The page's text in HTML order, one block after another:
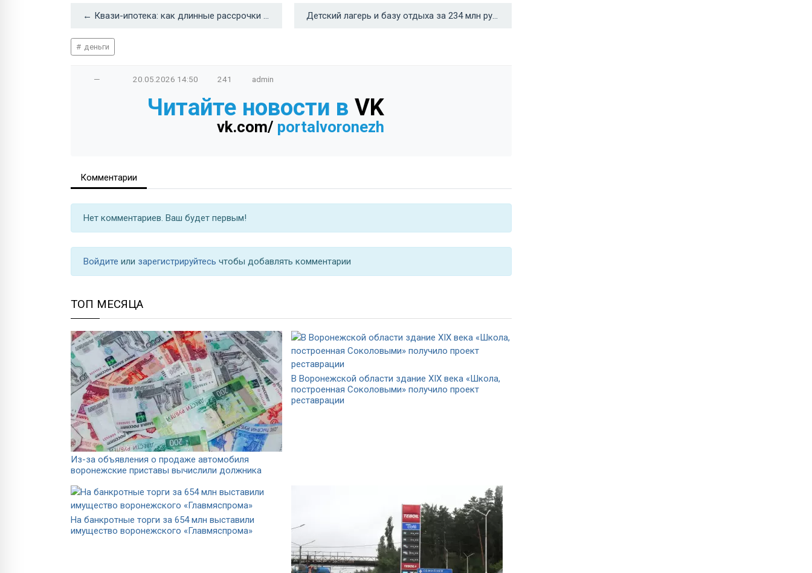
← Квази-ипотека: как длинные рассрочки от девелоперов стали основным драйвером спроса в 2026 году Детский лагерь и базу отдыха за 234 млн рублей продает Воронежский авиазавод →
деньги
— 20.05.2026 14:50 241 admin
Читайте новости в VK
vk.com/ portalvoronezh
Комментарии
Нет комментариев. Ваш будет первым!
Войдите или зарегистрируйтесь чтобы добавлять комментарии
ТОП МЕСЯЦА
Из-за объявления о продаже автомобиля
воронежские приставы вычислили должника
В Воронежской области здание XIX века «Школа,
построенная Соколовыми» получило проект
реставрации
На банкротные торги за 654 млн выставили
имущество воронежского «Главмяспрома»